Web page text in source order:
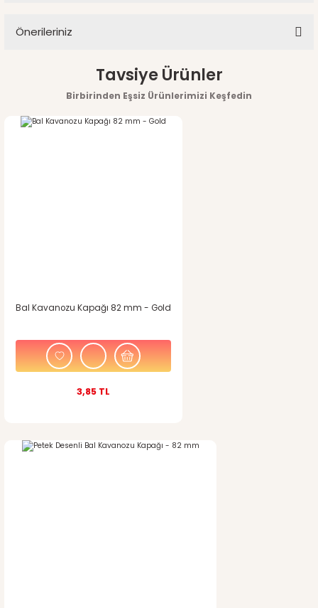
Önerileriniz
Bu ürünün fiyat bilgisi, resim, ürün açıklamalarında ve diğer
konularda yetersiz gördüğünüz noktaları öneri formunu
Tavsiye Ürünler
Birbirinden Eşsiz Ürünlerimizi Keşfedin
Bal Kavanozu Kapağı 82 mm - Gold
3,85 TL